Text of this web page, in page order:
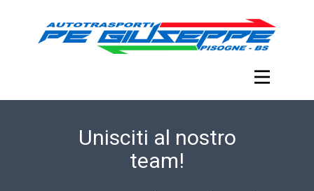
Unisciti al nostro
team!